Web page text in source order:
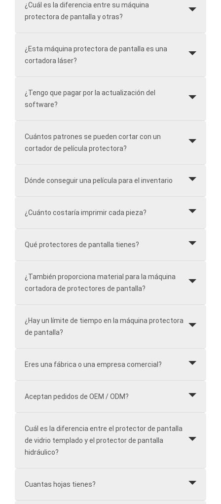
¿Cuál es la diferencia entre su máquina
protectora de pantalla y otras?
¿Esta máquina protectora de pantalla es una
cortadora láser?
¿Tengo que pagar por la actualización del
software?
Cuántos patrones se pueden cortar con un
cortador de película protectora?
Dónde conseguir una película para el inventario
¿Cuánto costaría imprimir cada pieza?
Qué protectores de pantalla tienes?
¿También proporciona material para la máquina
cortadora de protectores de pantalla?
¿Hay un límite de tiempo en la máquina protectora
de pantalla?
Eres una fábrica o una empresa comercial?
Aceptan pedidos de OEM / ODM?
Cuál es la diferencia entre el protector de pantalla
de vidrio templado y el protector de pantalla
hidráulico?
Cuantas hojas tienes?